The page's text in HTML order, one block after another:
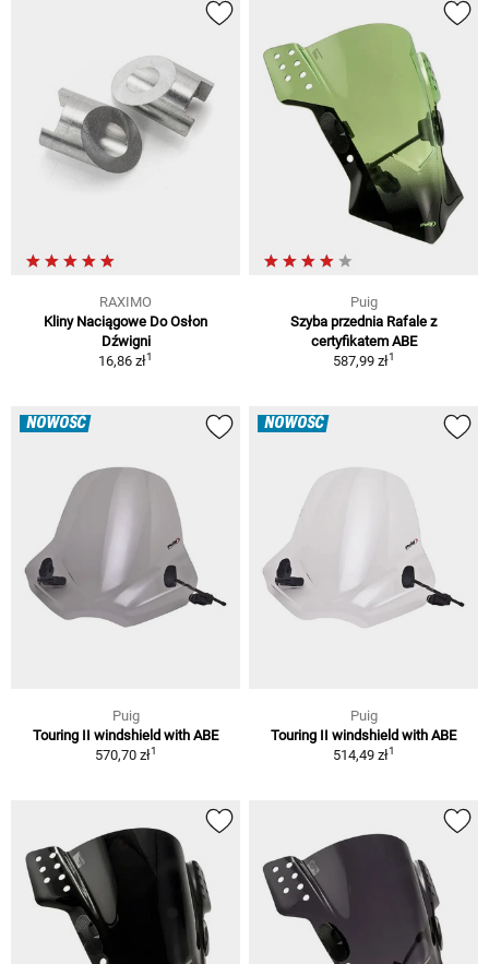
RAXIMO
Kliny Naciągowe Do Osłon
Dźwigni
16,86 zł1
Puig
Szyba przednia Rafale z
certyfikatem ABE
587,99 zł1
NOWOŚĆ
Puig
Touring II windshield with ABE
570,70 zł1
NOWOŚĆ
Puig
Touring II windshield with ABE
514,49 zł1